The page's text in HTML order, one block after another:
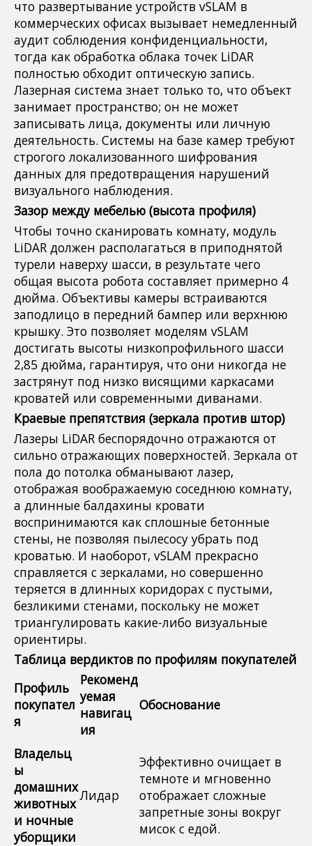
что развертывание устройств vSLAM в
коммерческих офисах вызывает немедленный
аудит соблюдения конфиденциальности,
тогда как обработка облака точек LiDAR
полностью обходит оптическую запись.
Лазерная система знает только то, что объект
занимает пространство; он не может
записывать лица, документы или личную
деятельность. Системы на базе камер требуют
строгого локализованного шифрования
данных для предотвращения нарушений
визуального наблюдения.
Зазор между мебелью (высота профиля)
Чтобы точно сканировать комнату, модуль
LiDAR должен располагаться в приподнятой
турели наверху шасси, в результате чего
общая высота робота составляет примерно 4
дюйма. Объективы камеры встраиваются
заподлицо в передний бампер или верхнюю
крышку. Это позволяет моделям vSLAM
достигать высоты низкопрофильного шасси
2,85 дюйма, гарантируя, что они никогда не
застрянут под низко висящими каркасами
кроватей или современными диванами.
Краевые препятствия (зеркала против штор)
Лазеры LiDAR беспорядочно отражаются от
сильно отражающих поверхностей. Зеркала от
пола до потолка обманывают лазер,
отображая воображаемую соседнюю комнату,
а длинные балдахины кровати
воспринимаются как сплошные бетонные
стены, не позволяя пылесосу убрать под
кроватью. И наоборот, vSLAM прекрасно
справляется с зеркалами, но совершенно
теряется в длинных коридорах с пустыми,
безликими стенами, поскольку не может
триангулировать какие-либо визуальные
ориентиры.
Таблица вердиктов по профилям покупателей
Профиль
покупател
я
Рекоменд
уемая
навигац
ия
Обоснование
Владельц
ы
домашних
животных
и ночные
уборщики
Лидар
Эффективно очищает в
темноте и мгновенно
отображает сложные
запретные зоны вокруг
мисок с едой.